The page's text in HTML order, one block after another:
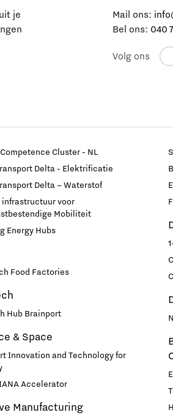
je
Mail ons:
Bel ons: 040
Volg ons
Cluster - NL
Delta - Elektrificatie
Delta – Waterstof
infrastructuur voor
Mobiliteit
Energy Hubs
Food Factories
Hub Brainport
& Space
Innovation and Technology for
Accelerator
Manufacturing